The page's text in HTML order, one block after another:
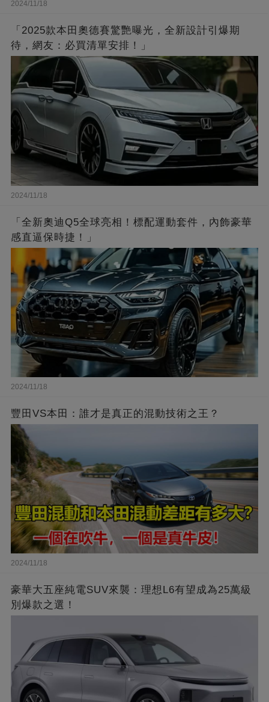
2024/11/18
「2025款本田奧德賽驚艷曝光，全新設計引爆期
待，網友：必買清單安排！」
2024/11/18
「全新奧迪Q5全球亮相！標配運動套件，內飾豪華
感直逼保時捷！」
2024/11/18
豐田VS本田：誰才是真正的混動技術之王？
2024/11/18
豪華大五座純電SUV來襲：理想L6有望成為25萬級
別爆款之選！